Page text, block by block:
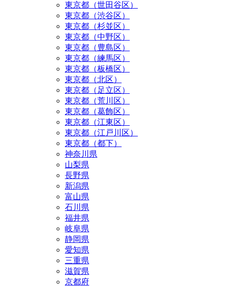
東京都（世田谷区）
東京都（渋谷区）
東京都（杉並区）
東京都（中野区）
東京都（豊島区）
東京都（練馬区）
東京都（板橋区）
東京都（北区）
東京都（足立区）
東京都（荒川区）
東京都（葛飾区）
東京都（江東区）
東京都（江戸川区）
東京都（都下）
神奈川県
山梨県
長野県
新潟県
富山県
石川県
福井県
岐阜県
静岡県
愛知県
三重県
滋賀県
京都府